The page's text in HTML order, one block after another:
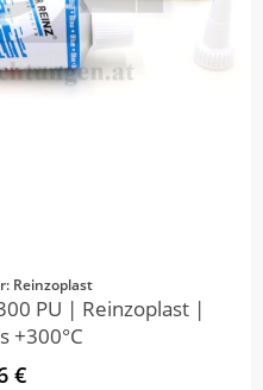
Reinzoplast
PU | Reinzoplast |
+300°C
€